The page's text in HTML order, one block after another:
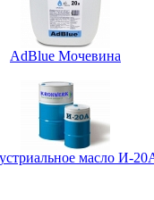
AdBlue Мочевина
масло И-